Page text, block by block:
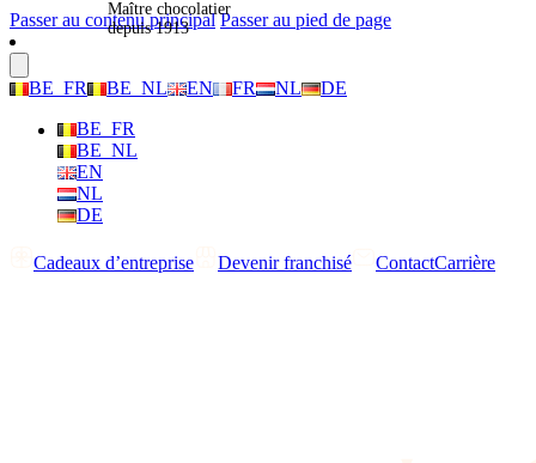
Passer au contenu principal Passer au pied de page
BE_FR BE_NL EN FR NL
DE
BE_FR
BE_NL
EN
NL
DE
Cadeaux d’entreprise Devenir franchisé ContactCarrière
Maître chocolatier
depuis 1913